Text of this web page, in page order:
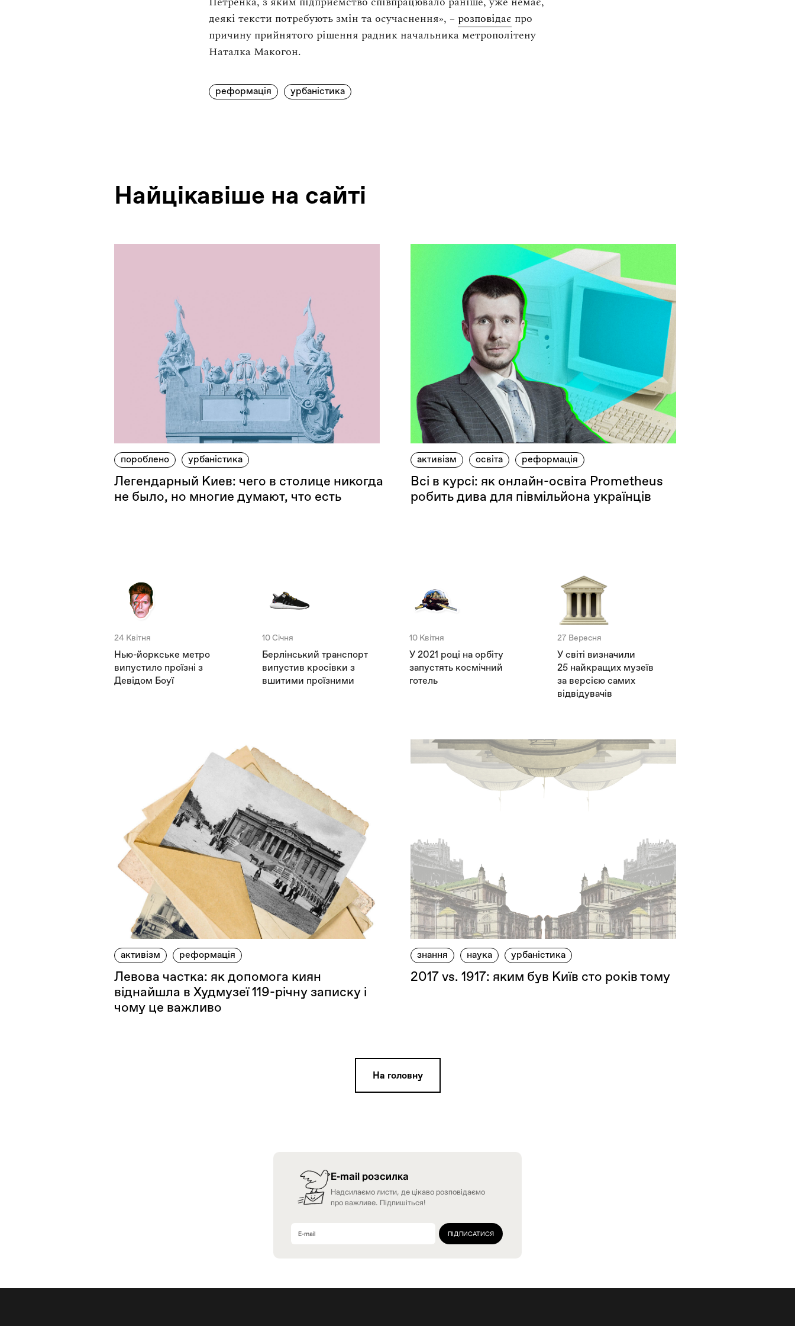
деякі тексти потребують змін та осучаснення», – розповідає про
причину прийнятого рішення радник начальника метрополітену
Наталка Макогон.
реформація урбаністика
Найцiкавiше на сайтi
пороблено урбаністика
Легендарный Киев: чего в столице никогда
не было, но многие думают, что есть
активізм освіта реформація
Всі в курсі: як онлайн-освіта Prometheus
робить дива для півмільйона українців
24 Квітня
Нью-йоркське метро
випустило проїзні з
Девідом Боуї
10 Січня
Берлінський транспорт
випустив кросівки з
вшитими проїзними
10 Квітня
У 2021 році на орбіту
запустять космічний
готель
27 Вересня
У світі визначили
25 найкращих музеїв
за версією самих
відвідувачів
активізм реформація
Левова частка: як допомога киян
віднайшла в Худмузеї 119-річну записку і
чому це важливо
знання наука урбаністика
2017 vs. 1917: яким був Київ сто років тому
На головну
E-mail розсилка
Надсилаємо листи, де цікаво розповідаємо
про важливе. Підпишіться!